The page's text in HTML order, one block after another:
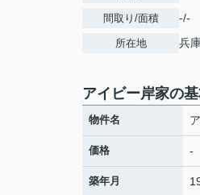
間取り/面積 -/-
所在地 兵
アイビー岸家の
物件名
価格 -
築年月